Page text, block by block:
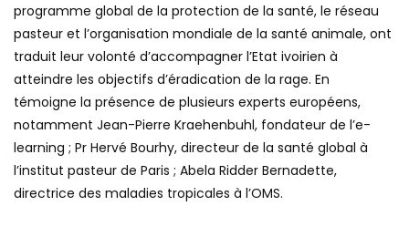
programme global de la protection de la santé, le réseau
pasteur et l’organisation mondiale de la santé animale, ont
traduit leur volonté d’accompagner l’Etat ivoirien à
atteindre les objectifs d’éradication de la rage. En
témoigne la présence de plusieurs experts européens,
notamment Jean-Pierre Kraehenbuhl, fondateur de l’e-
learning ; Pr Hervé Bourhy, directeur de la santé global à
l’institut pasteur de Paris ; Abela Ridder Bernadette,
directrice des maladies tropicales à l’OMS.